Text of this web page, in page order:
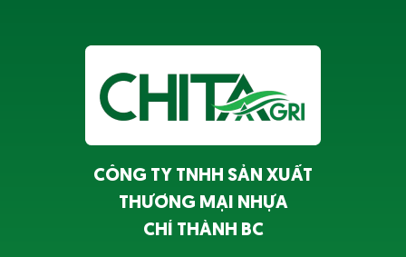
CÔNG TY TNHH SẢN XUẤT
THƯƠNG MẠI NHỰA
CHÍ THÀNH BC